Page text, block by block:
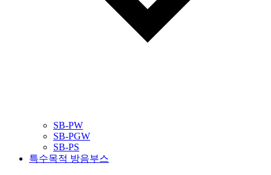
SB-PW
SB-PGW
SB-PS
특수목적 방음부스